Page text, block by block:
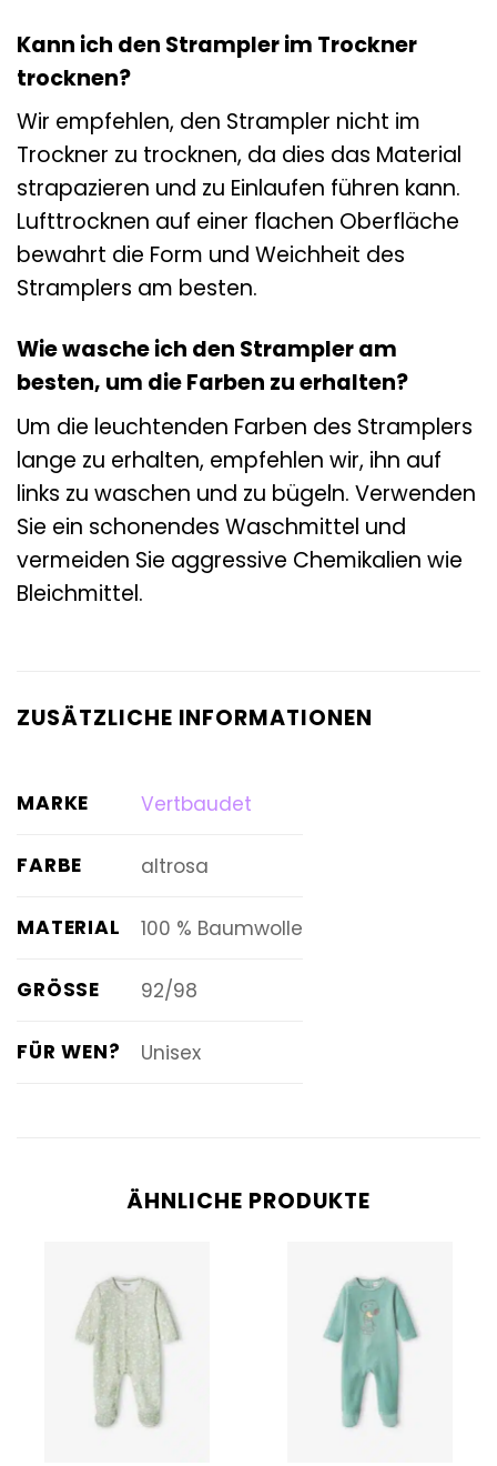
Kann ich den Strampler im Trockner
trocknen?
Wir empfehlen, den Strampler nicht im
Trockner zu trocknen, da dies das Material
strapazieren und zu Einlaufen führen kann.
Lufttrocknen auf einer flachen Oberfläche
bewahrt die Form und Weichheit des
Stramplers am besten.
Wie wasche ich den Strampler am
besten, um die Farben zu erhalten?
Um die leuchtenden Farben des Stramplers
lange zu erhalten, empfehlen wir, ihn auf
links zu waschen und zu bügeln. Verwenden
Sie ein schonendes Waschmittel und
vermeiden Sie aggressive Chemikalien wie
Bleichmittel.
ZUSÄTZLICHE INFORMATIONEN
MARKE Vertbaudet
FARBE altrosa
MATERIAL 100 % Baumwolle
GRÖSSE 92/98
FÜR WEN? Unisex
ÄHNLICHE PRODUKTE